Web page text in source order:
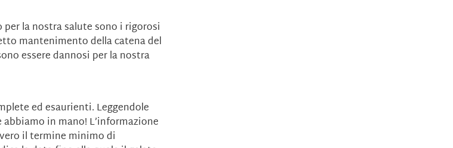
la nostra salute sono i rigorosi
mantenimento della catena del
essere dannosi per la nostra
ed esaurienti. Leggendole
in mano! L’informazione
il termine minimo di